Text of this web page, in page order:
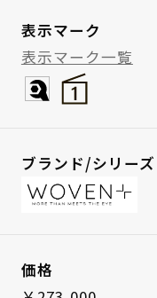
表示マーク
表示マーク一覧
ブランド/シリーズ
価格